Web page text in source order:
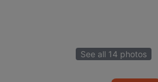
See all 14 photos